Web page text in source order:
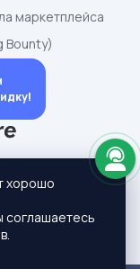
маркетплейса
Bounty)
хорошо
соглашаетесь